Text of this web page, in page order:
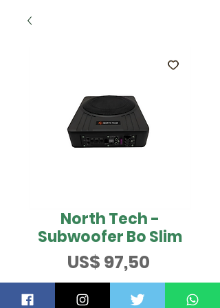
North Tech -
Subwoofer Bo Slim
US$ 97,50Preço
QUER SABER MAIS?